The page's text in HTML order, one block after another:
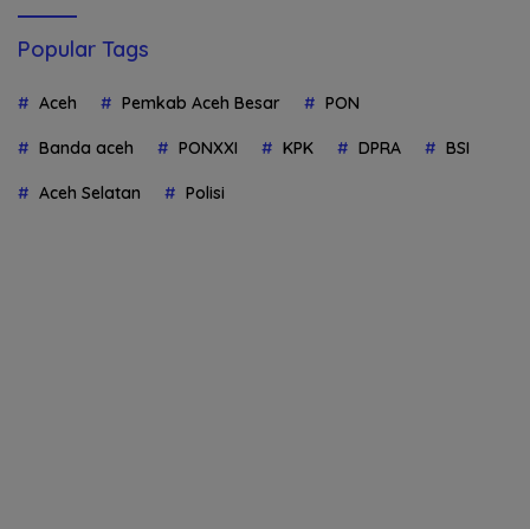
Popular Tags
Aceh Pemkab Aceh Besar PON
Banda aceh PONXXI KPK DPRA BSI
Aceh Selatan Polisi